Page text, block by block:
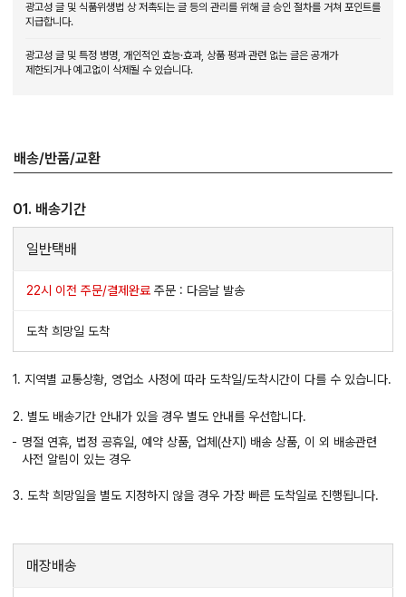
광고성 글 및 식품위생법 상 저촉되는 글 등의 관리를 위해 글 승인 절차를 거쳐 포인트를
지급합니다.
광고성 글 및 특정 병명, 개인적인 효능·효과, 상품 평과 관련 없는 글은 공개가
제한되거나 예고없이 삭제될 수 있습니다.
배송/반품/교환
01. 배송기간
일반택배
22시 이전 주문/결제완료 주문 : 다음날 발송
도착 희망일 도착
1. 지역별 교통상황, 영업소 사정에 따라 도착일/도착시간이 다를 수 있습니다.
2. 별도 배송기간 안내가 있을 경우 별도 안내를 우선합니다.
명절 연휴, 법정 공휴일, 예약 상품, 업체(산지) 배송 상품, 이 외 배송관련
사전 알림이 있는 경우
3. 도착 희망일을 별도 지정하지 않을 경우 가장 빠른 도착일로 진행됩니다.
매장배송